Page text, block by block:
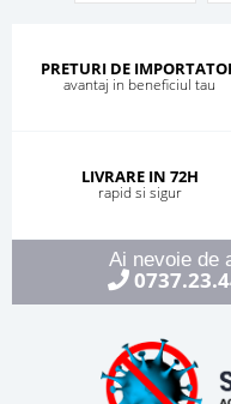
PRETURI DE
avantaj in beneficiul tau
LIVRARE IN 72H
rapid si sigur
Ai nevoie de